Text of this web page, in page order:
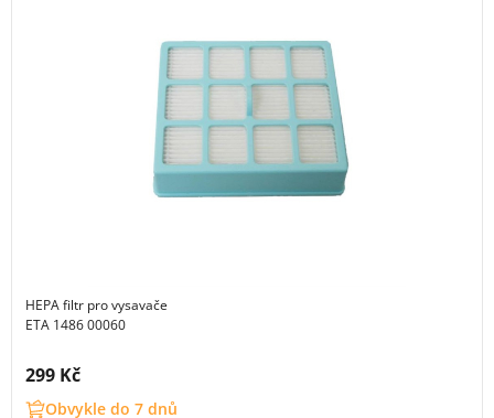
HEPA filtr pro vysavače
ETA 1486 00060
Cena s DPH:
299 Kč
Obvykle do 7 dnů